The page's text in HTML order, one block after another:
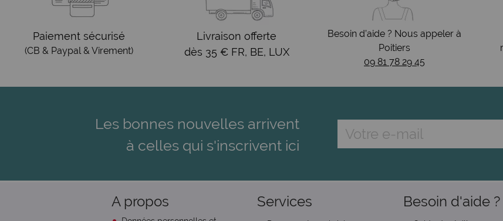
Paiement sécurisé
(CB & Paypal & Virement)
Livraison offerte
dès 35 € FR, BE, LUX
Besoin d’aide ? Nous appeler à
Poitiers
09 81 78 29 45
Les bonnes nouvelles arrivent
à celles qui s'inscrivent ici
A propos Services Besoin d'aide ?